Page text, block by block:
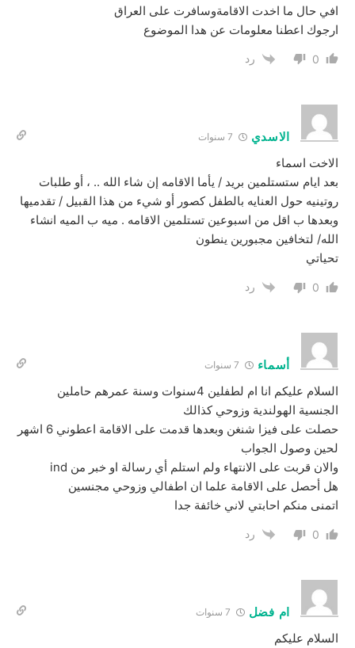
افي حال ما اخدت الاقامةوسافرت على العراق
ارجوك اعطنا معلومات عن هدا الموضوع
0 رد
الاسدي
الاخت اسماء
بعد ايام ستستلمين بريد / يأما الاقامه إن شاء الله .. ، أو طلبات
روتينيه حول العنايه بالطفل كصور أو شيء من هذا القبيل / تقدميها
وبعدها ب اقل من اسبوعين تستلمين الاقامه . ميه ب الميه انشاء
الله/ لتخافين مجبورين ينطون
تحياتي
0 رد
أسماء
السلام عليكم انا ام لطفلين 4سنوات وسنة عمرهم حاملين
الجنسية الهولندية وزوحي كذالك
حصلت على فيزا شنغن وبعدها قدمت على الاقامة اعطوني 6 اشهر
لحين وصول الجواب
والان قربت على الانتهاء ولم استلم أي رسالة او خبر من ind
هل أحصل على الاقامة علما ان اطفالي وزوحي مجنسين
اتمنى منكم احابتي لاني خائفة جدا
0 رد
ام فضل
السلام عليكم